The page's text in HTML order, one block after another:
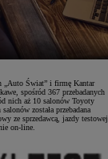
„Auto Świat” i firmę Kantar
spośród 367 przebadanych
nich aż 10 salonów Toyoty
została przebadana
ze sprzedawcą, jazdy testowej
on-line.